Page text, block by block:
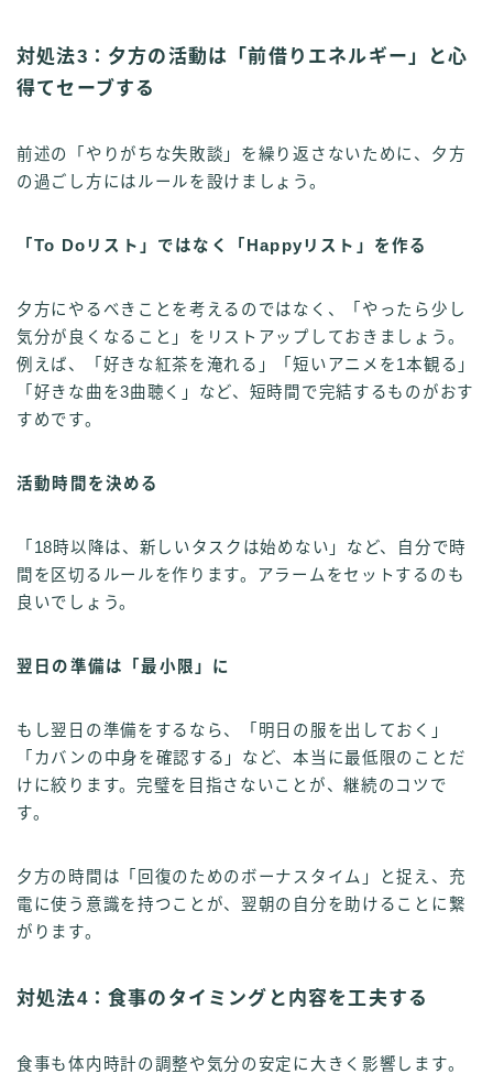
対処法3：夕方の活動は「前借りエネルギー」と心
得てセーブする
前述の「やりがちな失敗談」を繰り返さないために、夕方
の過ごし方にはルールを設けましょう。
「To Doリスト」ではなく「Happyリスト」を作る
夕方にやるべきことを考えるのではなく、「やったら少し
気分が良くなること」をリストアップしておきましょう。
例えば、「好きな紅茶を淹れる」「短いアニメを1本観る」
「好きな曲を3曲聴く」など、短時間で完結するものがおす
すめです。
活動時間を決める
「18時以降は、新しいタスクは始めない」など、自分で時
間を区切るルールを作ります。アラームをセットするのも
良いでしょう。
翌日の準備は「最小限」に
もし翌日の準備をするなら、「明日の服を出しておく」
「カバンの中身を確認する」など、本当に最低限のことだ
けに絞ります。完璧を目指さないことが、継続のコツで
す。
夕方の時間は「回復のためのボーナスタイム」と捉え、充
電に使う意識を持つことが、翌朝の自分を助けることに繋
がります。
対処法4：食事のタイミングと内容を工夫する
食事も体内時計の調整や気分の安定に大きく影響します。